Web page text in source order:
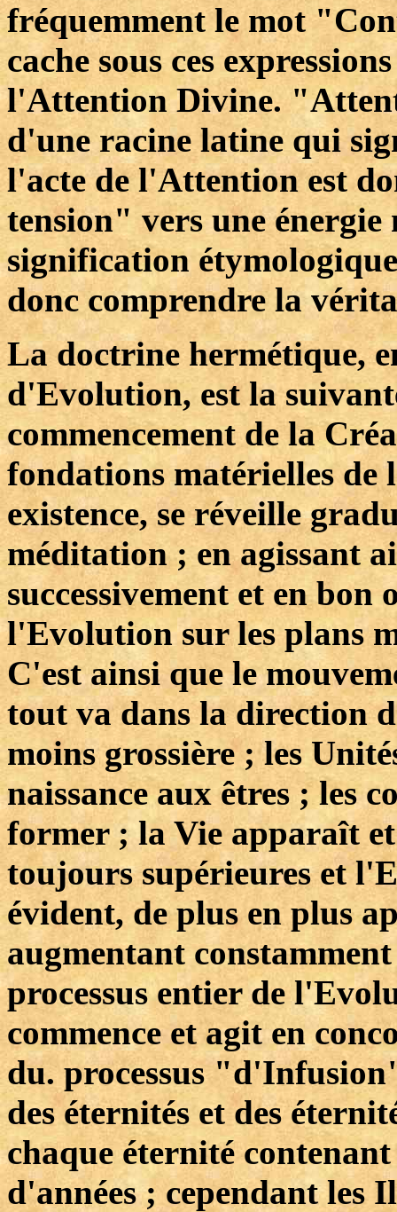
fréquemment le mot
cache sous ces
l'Attention Divine.
d'une racine latine qui
l'acte de l'Attention est
tension" vers une
signification
donc comprendre la
La doctrine hermétique,
d'Evolution, est la
commencement de la
fondations matérielles
existence, se réveille
méditation ; en agissant
successivement et en bon
l'Evolution sur les plans
C'est ainsi que le
tout va dans la direction
moins grossière ; les
naissance aux êtres ; les
former ; la Vie apparaît et
toujours supérieures et
évident, de plus en plus
augmentant
processus entier de
commence et agit en
du. processus
des éternités et des
chaque éternité
d'années ; cependant les